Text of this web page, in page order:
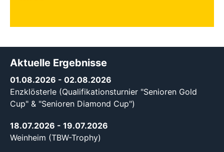
Aktuelle Ergebnisse
01.08.2026 - 02.08.2026
Enzklösterle (Qualifikationsturnier "Senioren Gold
Cup" & "Senioren Diamond Cup")
18.07.2026 - 19.07.2026
Weinheim (TBW-Trophy)